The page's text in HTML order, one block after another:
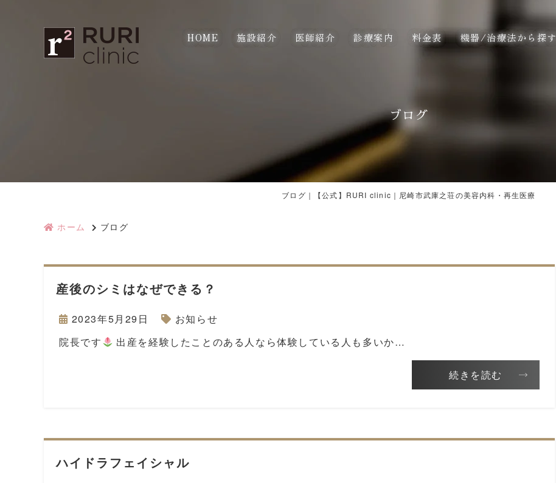
HOME 施設紹介 医師紹介 診療案内 料金表 機器/治療法から探す
ブログ
ブログ｜【公式】RURI clinic｜尼崎市武庫之荘の美容内科・再生医療
ホーム ブログ
産後のシミはなぜできる？
2023年5月29日
お知らせ
院長です
出産を経験したことのある人なら体験している人も多いか…
続きを読む
ハイドラフェイシャル